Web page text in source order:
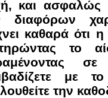
και ασφαλώς
διαφόρων
καθαρά ότι
το
σε
με
την